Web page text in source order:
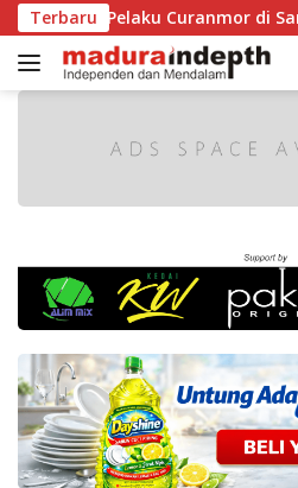
Langsung
ke
konten
TerbaruCuranmor di Sampang